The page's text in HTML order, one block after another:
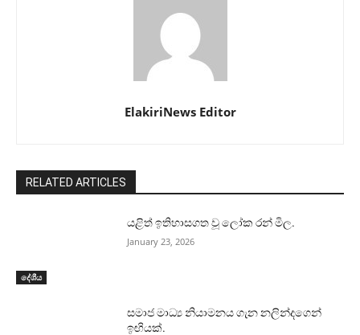
ElakiriNews Editor
RELATED ARTICLES
දේශීය
යළිත් ඉතිහාසගත වූ ලෝක රන් මිල.
January 23, 2026
සමාජ මාධ්‍ය නියාමනය ගැන නලින්දගෙන්
ඉඟියක්.